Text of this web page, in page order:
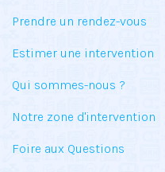
Prendre un rendez-vous
Estimer une intervention
Qui sommes-nous ?
Notre zone d'intervention
Foire aux Questions